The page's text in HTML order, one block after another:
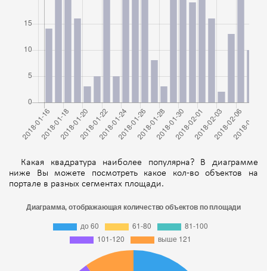
Какая квадратура наиболее популярна? В диаграмме
ниже Вы можете посмотреть какое кол-во объектов на
портале в разных сегментах площади.